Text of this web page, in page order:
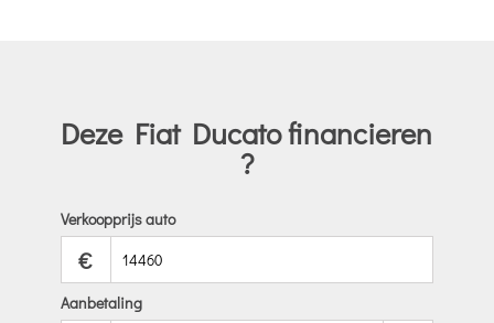
Deze Fiat Ducato financieren
?
Verkoopprijs auto
€
Aanbetaling